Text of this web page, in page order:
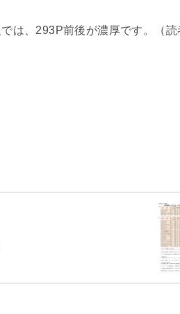
は、293P前後が濃厚です。（読